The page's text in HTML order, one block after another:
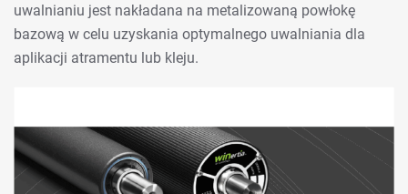
uwalnianiu jest nakładana na metalizowaną powłokę
bazową w celu uzyskania optymalnego uwalniania dla
aplikacji atramentu lub kleju.